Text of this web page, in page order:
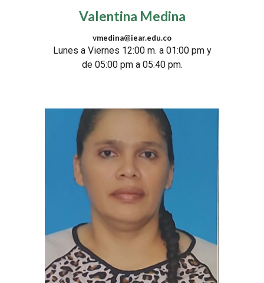
Valentina Medina
vmedina@iear.edu.co
Lunes a Viernes 12:00 m. a 01:00 pm y
de 05:00 pm a 05:40 pm.